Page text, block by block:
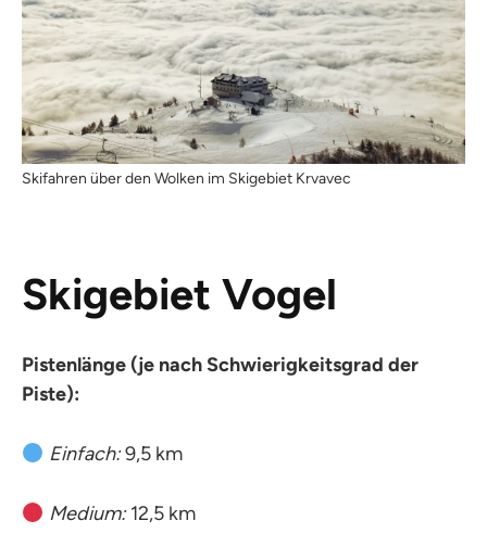
Skifahren über den Wolken im Skigebiet Krvavec
Skigebiet Vogel
Pistenlänge (je nach Schwierigkeitsgrad der
Piste):
Einfach:9,5 km
Medium:12,5 km